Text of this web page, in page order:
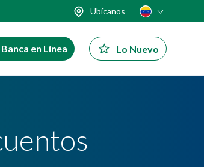
Ubícanos
Banca en Línea Lo Nuevo